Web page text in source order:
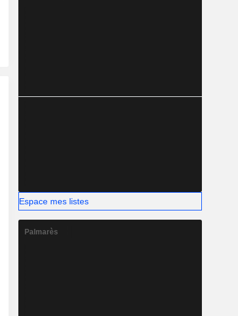
Espace mes listes
Palmarès